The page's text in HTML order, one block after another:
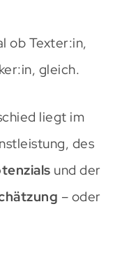
ob Texter:in,
gleich.
liegt im
des
und der
– oder